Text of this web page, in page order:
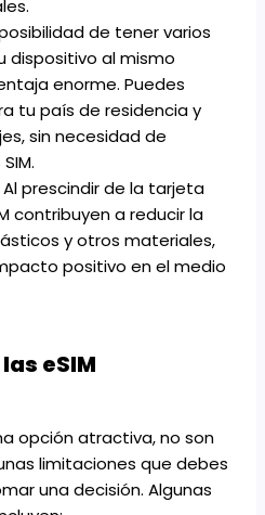
.
de tener varios
dispositivo al mismo
enorme. Puedes
tu país de residencia y
sin necesidad de
Al prescindir de la tarjeta
contribuyen a reducir la
y otros materiales,
positivo en el medio
eSIM
opción atractiva, no son
limitaciones que debes
una decisión. Algunas